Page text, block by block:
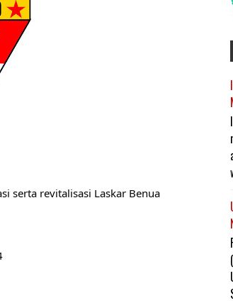
serta revitalisasi Laskar Benua